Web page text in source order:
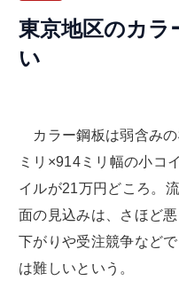
東京地区のカラ
い
カラー鋼板は弱含み
ミリ×914ミリ幅の小コ
イルが21万円どころ。
面の見込みは、さほど
下がりや受注競争など
は難しいという。